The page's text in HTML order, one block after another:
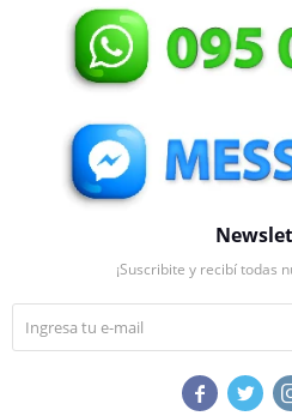
¡Suscribite y recibí todas
 